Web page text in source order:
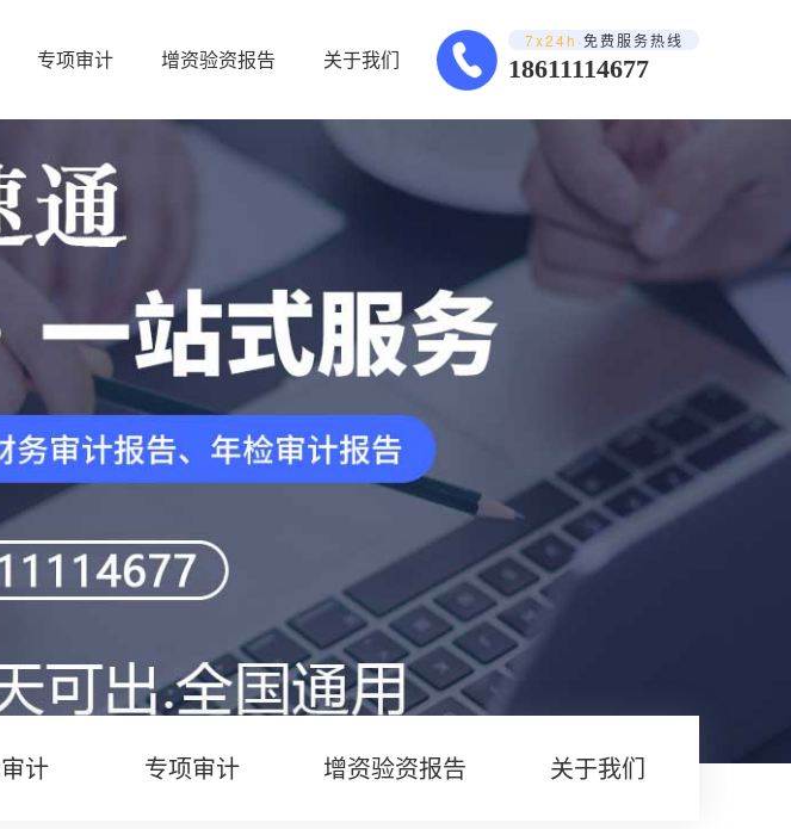
专项审计 增资验资报告 关于我们
7x24h·免费服务热线
18611114677
计 专项审计 增资验资报告 关于我们